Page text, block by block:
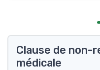
Clause de non-
médicale